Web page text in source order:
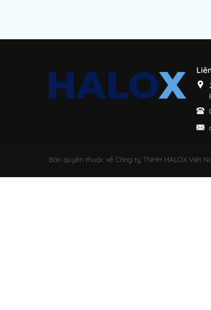
Bản quyền thuộc về Công ty TNHH HALOX Việt